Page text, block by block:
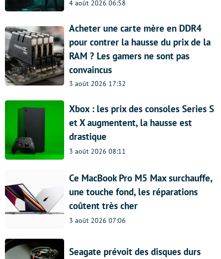
4 août 2026 06:58
Acheter une carte mère en DDR4
pour contrer la hausse du prix de la
RAM ? Les gamers ne sont pas
convaincus
3 août 2026 17:32
Xbox : les prix des consoles Series S
et X augmentent, la hausse est
drastique
3 août 2026 08:11
Ce MacBook Pro M5 Max surchauffe,
une touche fond, les réparations
coûtent très cher
3 août 2026 07:06
Seagate prévoit des disques durs